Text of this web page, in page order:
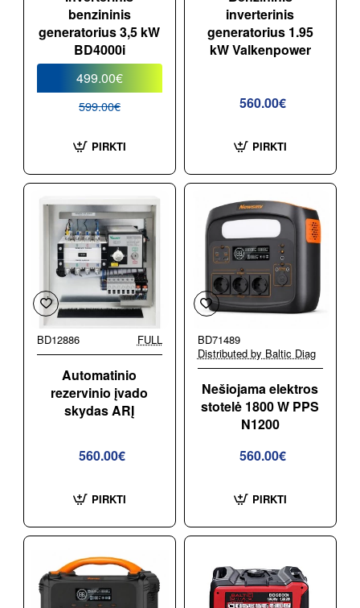
benzininis
generatorius 3,5 kW
BD4000i
499.00€
599.00€
PIRKTI
inverterinis
generatorius 1.95
kW Valkenpower
560.00€
PIRKTI
BD12886 FULL
Automatinio
rezervinio įvado
skydas ARĮ
560.00€
PIRKTI
BD71489
Distributed by Baltic Diag
Nešiojama elektros
stotelė 1800 W PPS
N1200
560.00€
PIRKTI